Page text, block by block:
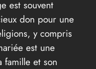
est souvent
don pour une
y compris
est une
et son